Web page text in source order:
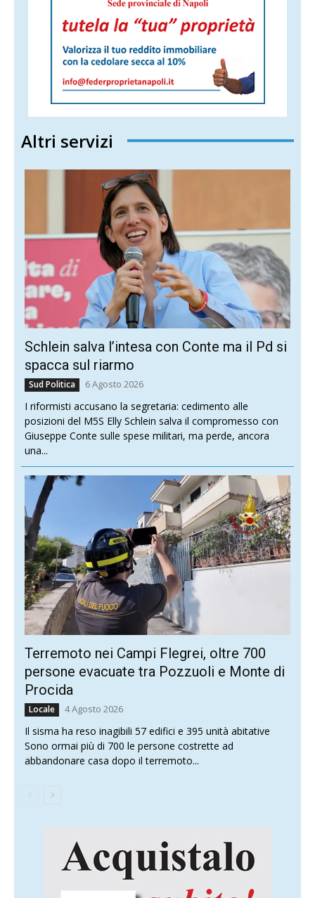
Altri servizi
Schlein salva l’intesa con Conte ma il Pd si
spacca sul riarmo
Sud Politica 6 Agosto 2026
I riformisti accusano la segretaria: cedimento alle
posizioni del M5S Elly Schlein salva il compromesso con
Giuseppe Conte sulle spese militari, ma perde, ancora
una...
Terremoto nei Campi Flegrei, oltre 700
persone evacuate tra Pozzuoli e Monte di
Procida
Locale 4 Agosto 2026
Il sisma ha reso inagibili 57 edifici e 395 unità abitative
Sono ormai più di 700 le persone costrette ad
abbandonare casa dopo il terremoto...